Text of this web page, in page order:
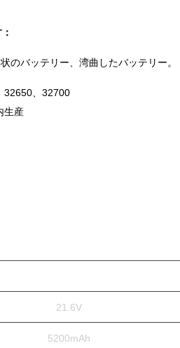
のバッテリー、湾曲したバッテリー。
32650、32700
生産
21.6V
5200mAh